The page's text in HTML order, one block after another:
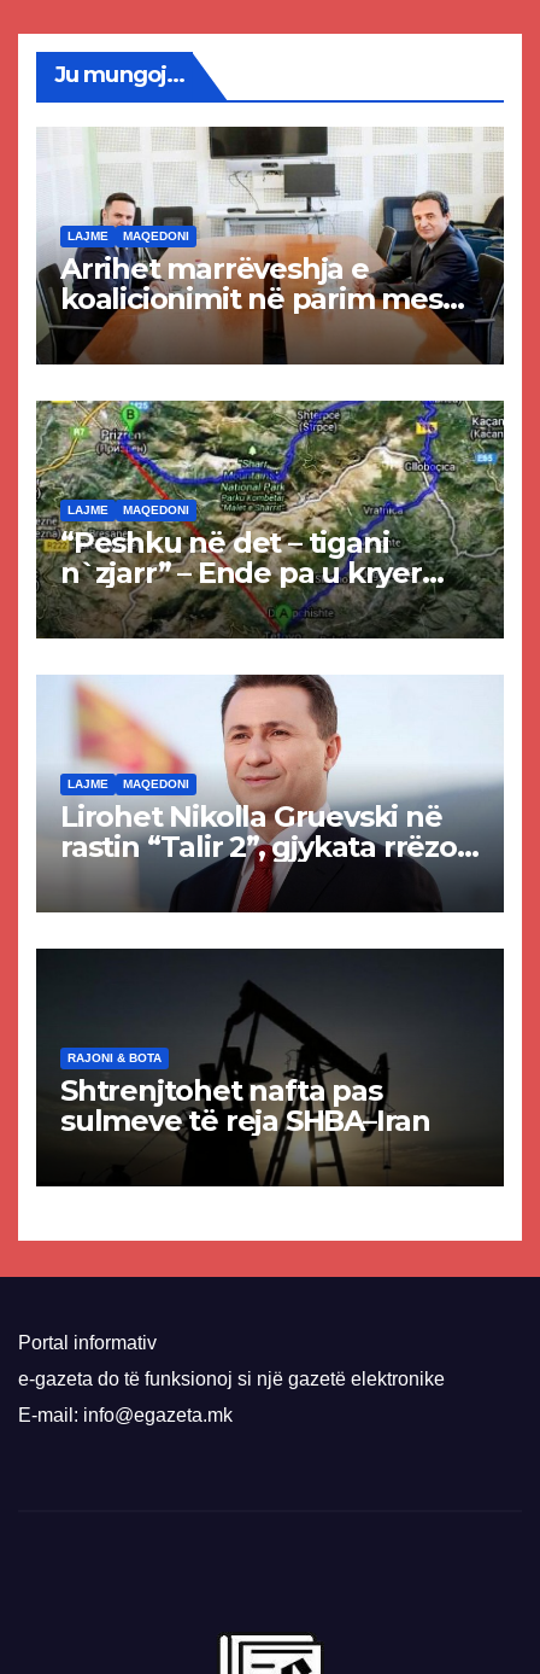
Ju mungoj...
LAJME MAQEDONI
Arrihet marrëveshja e
koalicionimit në parim mes
Kurtit dhe Abdixhikut
LAJME MAQEDONI
“Peshku në det – tigani
n`zjarr” – Ende pa u kryer
projekti i tunelit, komuna e
Tetovës nis punimet për
LAJME MAQEDONI
Lirohet Nikolla Gruevski në
rastin “Talir 2”, gjykata rrëzon
akuzat për ndërtimin e
paligjshëm të selisë së
RAJONI & BOTA
Shtrenjtohet nafta pas
sulmeve të reja SHBA–Iran
Portal informativ
e-gazeta do të funksionoj si një gazetë elektronike
E-mail: info@egazeta.mk